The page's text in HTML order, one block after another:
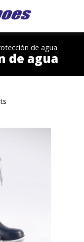
de agua
de agua